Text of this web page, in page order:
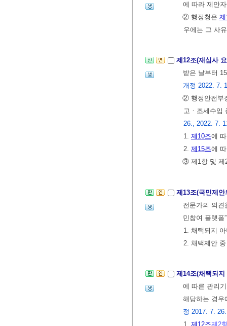
에 따라 제안
② 행정청은
우에는 그 사
제12조(재심사
받은 날부터
개정 2022. 7.
② 행정안전부
고ㆍ조세수입
26., 2022. 7.
1. 제10조에
2. 제15조에
③ 제1항 및 제
제13조(국민제
전문가의 의견
민참여 플랫
1. 채택되지
2. 채택제안
제14조(채택되
에 따른 관리
해당하는 경우
정 2017. 7.
1. 제12조제2